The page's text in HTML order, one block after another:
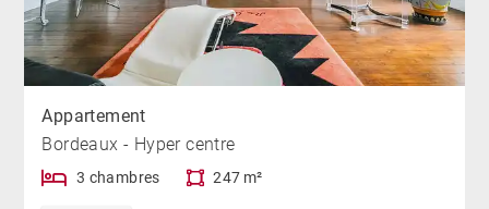
Appartement
Bordeaux - Hyper centre
3 chambres 247 m²